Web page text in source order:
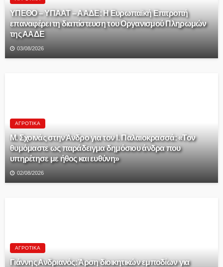
ΥΠΕΘΟ – ΥΠΑΑΤ – ΑΑΔΕ: H Ευρωπαϊκή Επιτροπή
επαναφέρει τη διαπίστευση του Οργανισμού Πληρωμών
της ΑΑΔΕ
03/08/2026
ΑΓΡΟΤΙΚΆ
Μ. Σχοινάς στην Άνδρο για τον Ι. Παλαιοκρασσά: «Τον
θυμόμαστε ως παράδειγμα δημόσιου άνδρα που
υπηρέτησε με ήθος και ευθύνη»
02/08/2026
ΑΓΡΟΤΙΚΆ
Γιάννης Ανδριανός: Άρση διοικητικών εμποδίων για